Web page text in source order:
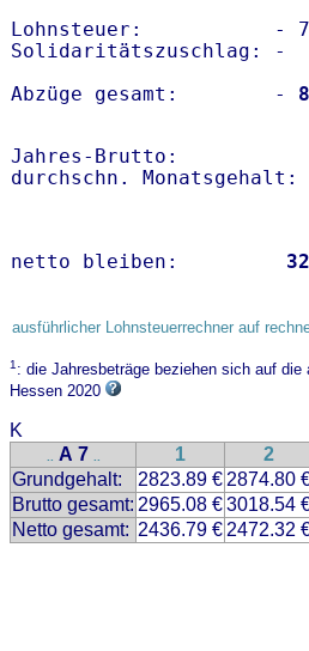
Lohnsteuer:           -
Solidaritätszuschlag: -
Abzüge gesamt:        -
Jahres-
netto bleiben:
ausführlicher Lohnsteuerrechner auf
1: die Jahresbeträge beziehen sich auf die
Hessen 2020
K
.. A 7 .. 1 2
Grundgehalt:
2823.89 € 2874.80
Brutto gesamt: 2965.08 €3018.54
Netto gesamt: 2436.79 € 2472.32